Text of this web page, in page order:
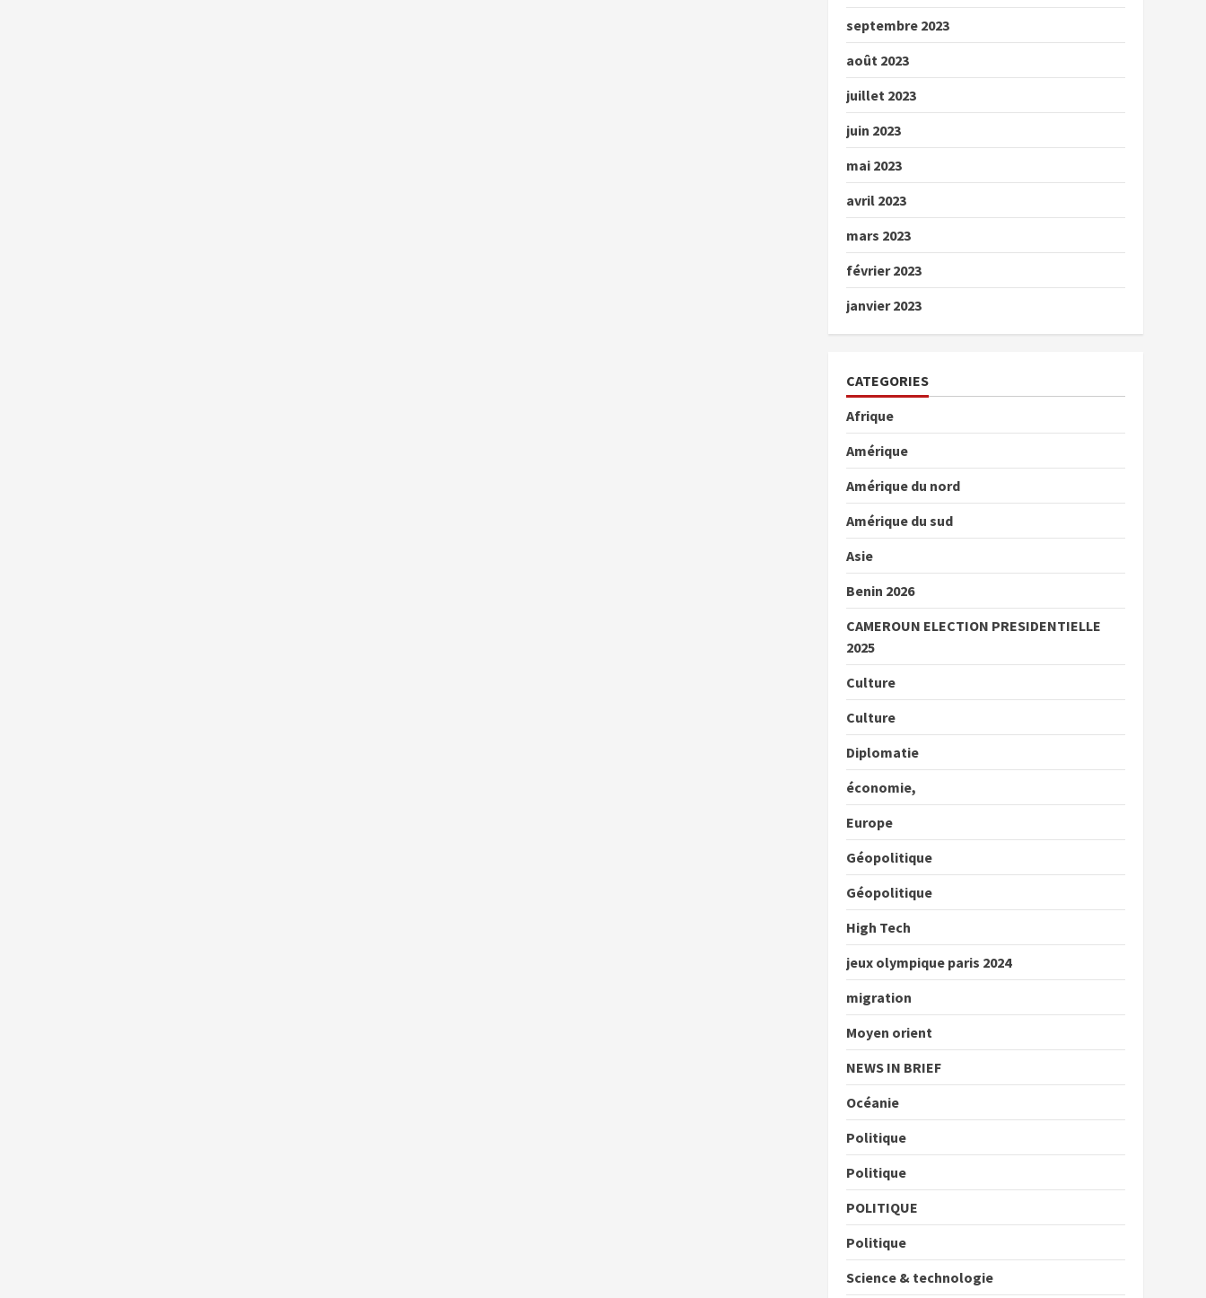
septembre 2023
août 2023
juillet 2023
juin 2023
mai 2023
avril 2023
mars 2023
février 2023
janvier 2023
CATEGORIES
Afrique
Amérique
Amérique du nord
Amérique du sud
Asie
Benin 2026
CAMEROUN ELECTION PRESIDENTIELLE
2025
Culture
Culture
Diplomatie
économie,
Europe
Géopolitique
Géopolitique
High Tech
jeux olympique paris 2024
migration
Moyen orient
NEWS IN BRIEF
Océanie
Politique
Politique
POLITIQUE
Politique
Science & technologie